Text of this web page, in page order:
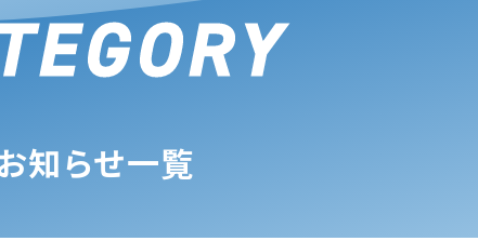
知らせ一覧